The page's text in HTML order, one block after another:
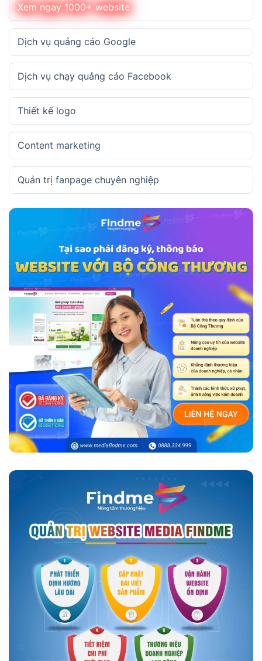
Xem ngay 1000+ website
Dịch vụ quảng cáo Google
Dịch vụ chạy quảng cáo Facebook
Thiết kế logo
Content marketing
Quản trị fanpage chuyên nghiệp